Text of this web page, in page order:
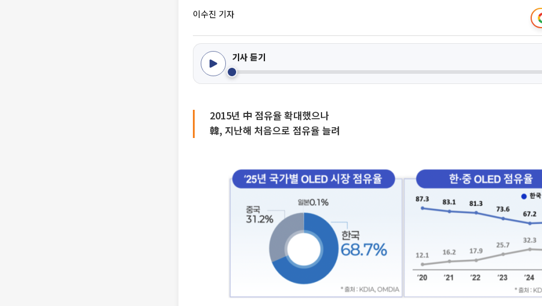
이수진 기자
기사 듣기
2015년 中 점유율 확대했으나
韓, 지난해 처음으로 점유율 늘려